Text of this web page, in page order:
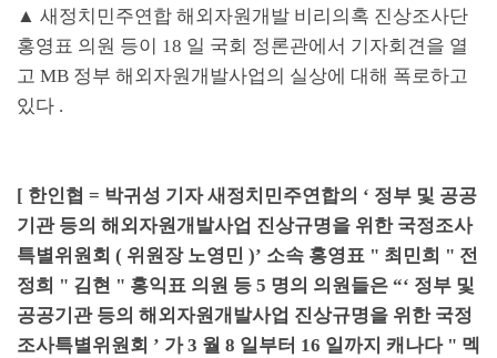
▲ 새정치민주연합 해외자원개발 비리의혹 진상조사단
홍영표 의원 등이 18 일 국회 정론관에서 기자회견을 열
고 MB 정부 해외자원개발사업의 실상에 대해 폭로하고
있다 .
[ 한인협 = 박귀성 기자 새정치민주연합의 ‘ 정부 및 공공
기관 등의 해외자원개발사업 진상규명을 위한 국정조사
특별위원회 ( 위원장 노영민 )’ 소속 홍영표 " 최민희 " 전
정희 " 김현 " 홍익표 의원 등 5 명의 의원들은 “‘ 정부 및
공공기관 등의 해외자원개발사업 진상규명을 위한 국정
조사특별위원회 ’ 가3 월 8 일부터 16 일까지 캐나다 " 멕